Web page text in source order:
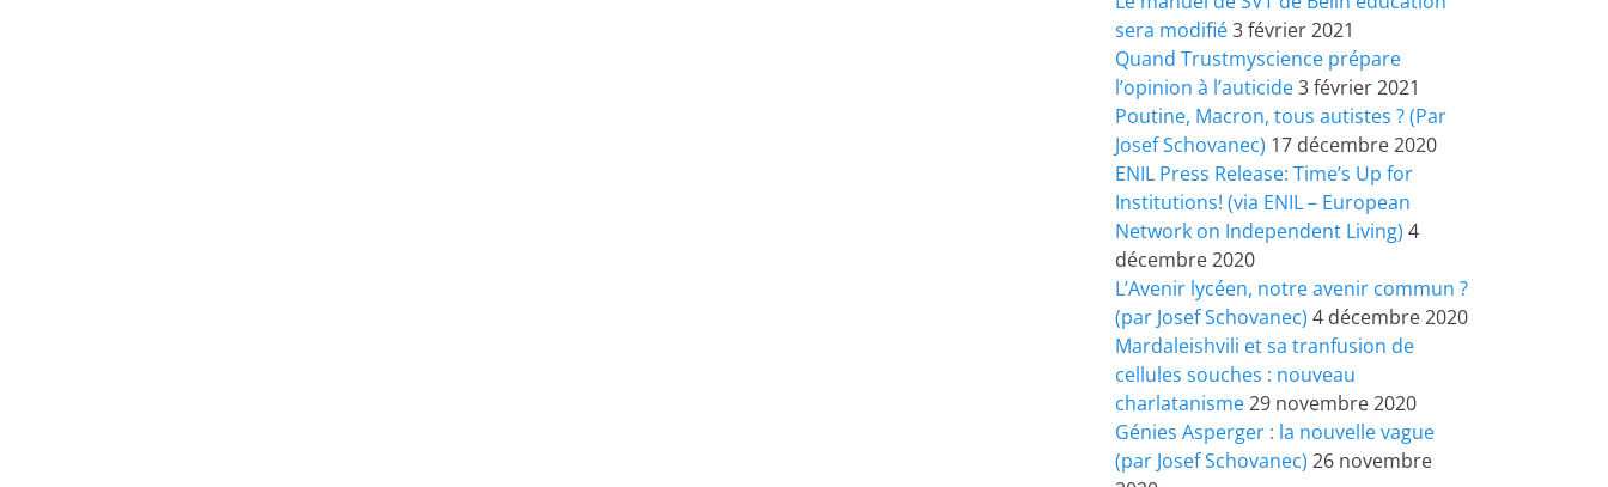
sera modifié3 février 2021
Quand Trustmyscience prépare
l’opinion à l’auticide3 février 2021
Poutine, Macron, tous autistes ? (Par
Josef Schovanec) 17 décembre 2020
ENIL Press Release: Time’s Up for
Institutions! (via ENIL – European
Network on Independent Living) 4
décembre 2020
L’Avenir lycéen, notre avenir commun ?
(par Josef Schovanec) 4 décembre 2020
Mardaleishvili et sa tranfusion de
cellules souches : nouveau
charlatanisme29 novembre 2020
Génies Asperger : la nouvelle vague
(par Josef Schovanec) 26 novembre